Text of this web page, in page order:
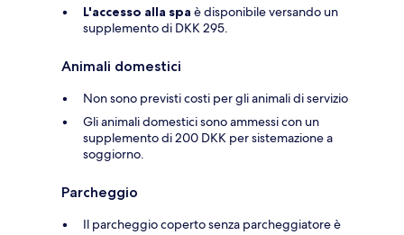
L'accesso alla spa è disponibile versando un
supplemento di DKK 295.
Animali domestici
Non sono previsti costi per gli animali di servizio
Gli animali domestici sono ammessi con un
supplemento di 200 DKK per sistemazione a
soggiorno.
Parcheggio
Il parcheggio coperto senza parcheggiatore è